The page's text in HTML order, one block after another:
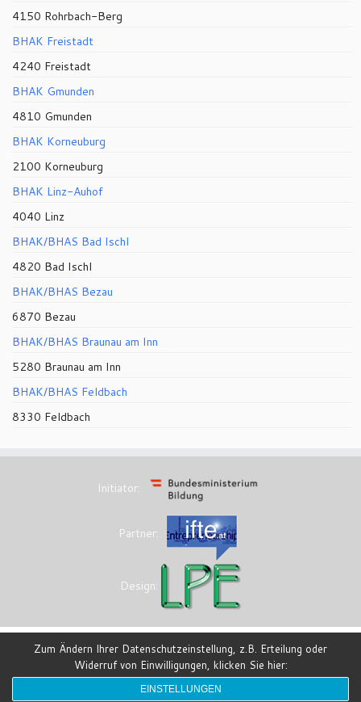
4150 Rohrbach-Berg
BHAK Freistadt
4240 Freistadt
BHAK Gmunden
4810 Gmunden
BHAK Korneuburg
2100 Korneuburg
BHAK Linz-Auhof
4040 Linz
BHAK/BHAS Bad Ischl
4820 Bad Ischl
BHAK/BHAS Bezau
6870 Bezau
BHAK/BHAS Braunau am Inn
5280 Braunau am Inn
BHAK/BHAS Feldbach
8330 Feldbach
Initiator:
Partner:
Design:
·© 2026 eesi-impulszentrum· Powered by
·
Entworfen mit demCustomizr-Theme
Zum Ändern Ihrer Datenschutzeinstellung, z.B. Erteilung oder
Widerruf von Einwilligungen, klicken Sie hier:
EINSTELLUNGEN